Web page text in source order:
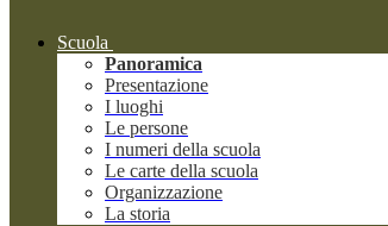
Scuola
Panoramica
Presentazione
I luoghi
Le persone
I numeri della scuola
Le carte della scuola
Organizzazione
La storia